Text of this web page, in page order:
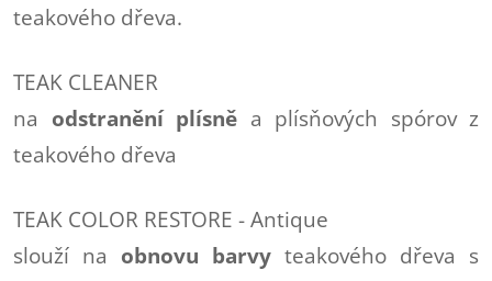
teakového dřeva.
TEAK CLEANER
na odstranění plísně a plísňových spórov z
teakového dřeva
TEAK COLOR RESTORE - Antique
slouží na obnovu barvy teakového dřeva s